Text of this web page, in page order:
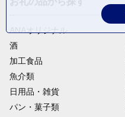
酒
加工食品
魚介類
日用品・雑貨
パン・菓子類